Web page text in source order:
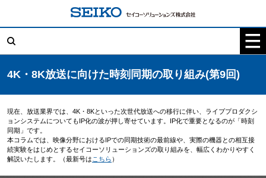
索:
4K・8K放送に向けた時刻同期の取り組み(第9回)
現在、放送業界では、4K・8Kといった次世代放送への移行に伴い、ライブプロダクシ
ョンシステムについてもIP化の波が押し寄せています。IP化で重要となるのが「時刻
同期」です。
本コラムでは、映像分野におけるIPでの同期技術の最前線や、実際の機器との相互接
続実験をはじめとするセイコーソリューションズの取り組みを、幅広くわかりやすく
解説いたします。（最新号は こちら）